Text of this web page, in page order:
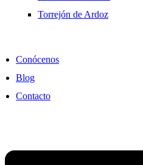
Torrejón de Ardoz
Conócenos
Blog
Contacto